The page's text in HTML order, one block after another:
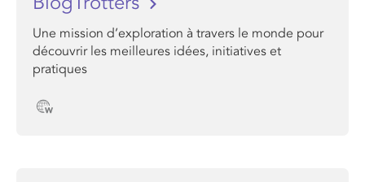
Une mission d’exploration à travers le monde pour
découvrir les meilleures idées, initiatives et
pratiques